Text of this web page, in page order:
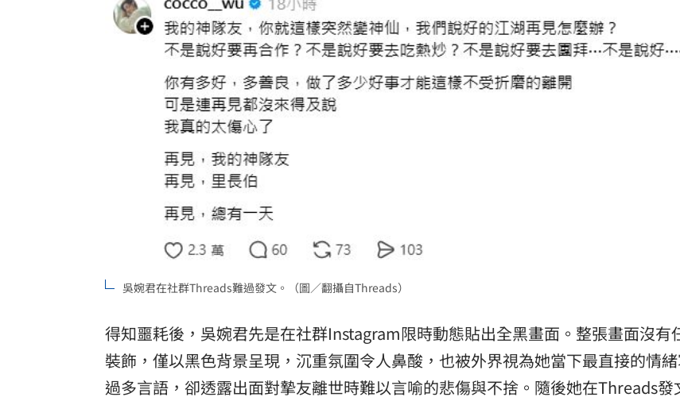
吳婉君在社群Threads難過發文。（圖／翻攝自Threads）
得知噩耗後，吳婉君先是在社群Instagram限時動態貼出全黑畫面。整張畫面沒有
裝飾，僅以黑色背景呈現，沉重氛圍令人鼻酸，也被外界視為她當下最直接的情
過多言語，卻透露出面對摯友離世時難以言喻的悲傷與不捨。隨後她在Threads發